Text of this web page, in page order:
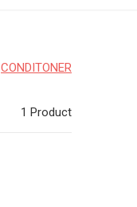
CONDITONER
1 Product